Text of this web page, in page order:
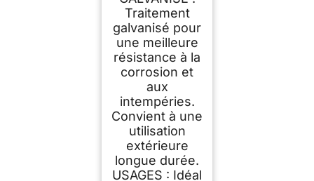
Traitement
galvanisé pour
une meilleure
résistance à la
corrosion et
aux
intempéries.
Convient à une
utilisation
extérieure
longue durée.
USAGES : Idéal